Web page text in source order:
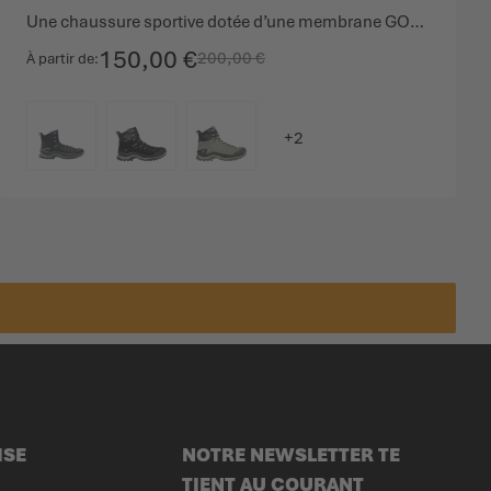
À partir de 150,00 €200,00 €
COULEUR
Une chaussure sportive dotée d’une membrane GORE-TEX
NOTRE NEWSLETTER TE
TIENT AU COURANT